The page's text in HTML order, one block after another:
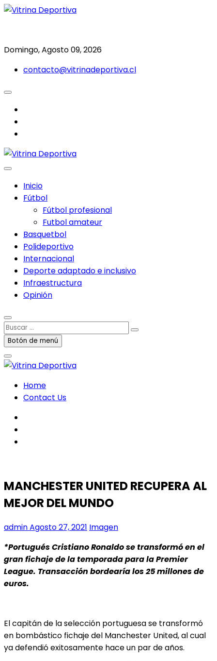
Saltar
Domingo, Agosto 09, 2026
contacto@vitrinadeportiva.cl
Inicio
Fútbol
Fútbol profesional
Futbol amateur
Basquetbol
Polideportivo
Internacional
Deporte adaptado e inclusivo
Infraestructura
Opinión
Buscar
…Botón de menú
Home
Contact Us
MANCHESTER UNITED RECUPERA AL
MEJOR DEL MUNDO
adminAgosto 27, 2021 Imagen
*Portugués Cristiano Ronaldo se transformó en el
gran fichaje de la temporada para la Premier
League. Transacción bordearía los 25 millones de
euros.
El capitán de la selección portuguesa se transformó
en bombástico fichaje del Manchester United, al cual
ya defendió exitosamente hace un par de años.